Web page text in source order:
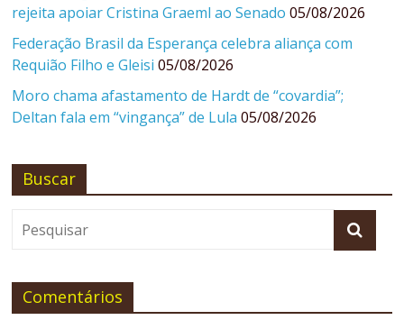
rejeita apoiar Cristina Graeml ao Senado 05/08/2026
Federação Brasil da Esperança celebra aliança com
Requião Filho e Gleisi 05/08/2026
Moro chama afastamento de Hardt de “covardia”;
Deltan fala em “vingança” de Lula 05/08/2026
Buscar
Comentários